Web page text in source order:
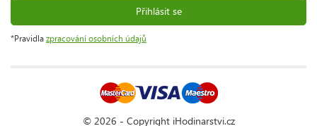
Přihlásit se
*Pravidla zpracování osobních údajů
© 2026 - Copyright iHodinarstvi.cz